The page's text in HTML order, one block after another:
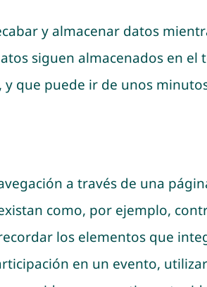
y almacenar datos
siguen almacenados en
que puede ir de unos
a través de una
como, por ejemplo,
los elementos que
en un evento,